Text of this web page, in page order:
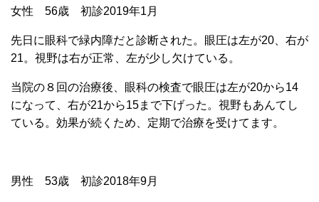
女性 56歳 初診2019年1月
先日に眼科で緑内障だと診断された。眼圧は左が20、右が
21。視野は右が正常、左が少し欠けている。
当院の８回の治療後、眼科の検査で眼圧は左が20から14
になって、右が21から15まで下げった。視野もあんてし
ている。効果が続くため、定期で治療を受けてます。
男性 53歳 初診2018年9月